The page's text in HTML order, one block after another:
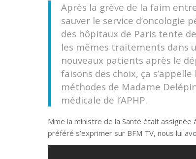
Après la grève de la faim
sauver le service
des hôpitaux de Paris tente
les mêmes traitements dans
nouveaux patients après le
faisons des choix, ça
méthodes de Madame
médicale de l’APHP.
Mme la ministre de la Santé était
préféré s’exprimer sur BFM TV, nous lui